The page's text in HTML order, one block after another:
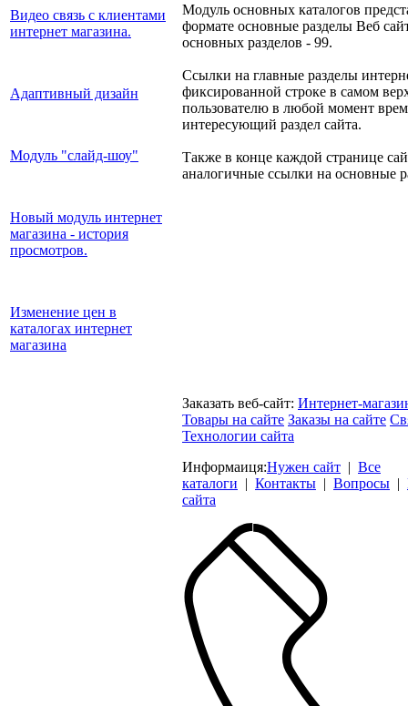
Видео связь с клиентами
интернет магазина.
Адаптивный дизайн
Модуль "слайд-шоу"
Новый модуль интернет
магазина - история
просмотров.
Изменение цен в
каталогах интернет
магазина
Модуль основных каталогов
формате основные разделы Веб
основных разделов - 99.
Ссылки на главные разделы
фиксированной строке в самом
пользователю в любой момент
интересующий раздел сайта.
Также в конце каждой странице
аналогичные ссылки на основные
Заказать веб-сайт: Интернет-
Товары на сайте Заказы на сайте
Технологии сайта
Информаиця:Нужен сайт | Все
каталоги | Контакты | Вопросы |
сайта